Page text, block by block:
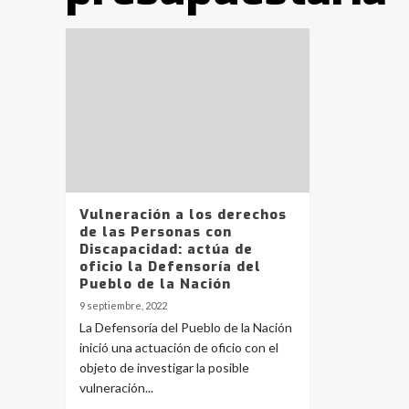
Vulneración a los derechos
de las Personas con
Discapacidad: actúa de
oficio la Defensoría del
Pueblo de la Nación
9 septiembre, 2022
La Defensoría del Pueblo de la Nación
inició una actuación de oficio con el
objeto de investigar la posible
vulneración...